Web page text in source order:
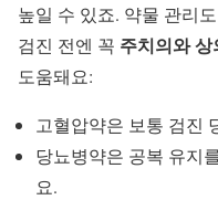
높일 수 있죠. 약물 관리
검진 전엔 꼭 주치의와 상
도움돼요:
고혈압약은 보통 검진
당뇨병약은 공복 유지
요.